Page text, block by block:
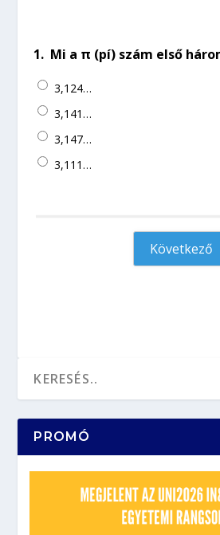
1. Mi a π (pí) szám első
3,124…
3,141…
3,147…
3,111…
Következő
PROMÓ